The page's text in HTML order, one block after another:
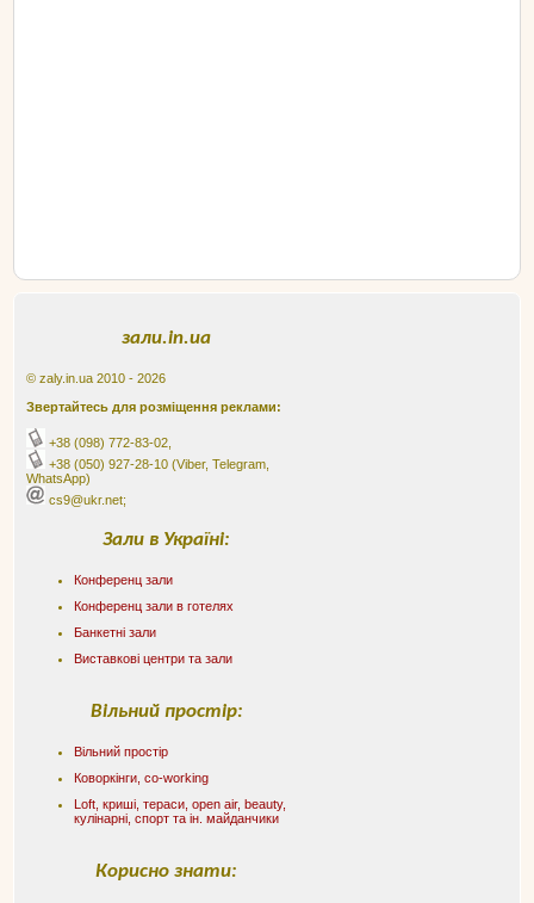
зали.in.ua
© zaly.in.ua 2010 - 2026
Звертайтесь для розміщення реклами:
+38 (098) 772-83-02
+38 (050) 927-28-10 (Viber, Telegram,
WhatsApp)
cs9@ukr.net;
Зали в Україні:
Конференц зали
Конференц зали в готелях
Банкетні зали
Виставкові центри та зали
Вільний простір:
Вільний простір
Коворкінги, co-working
Loft, криші, тераси, оpen air, beauty,
кулінарні, спорт та ін. майданчики
Корисно знати: